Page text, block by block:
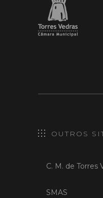
OUTROS
C. M. de Torres
SMAS